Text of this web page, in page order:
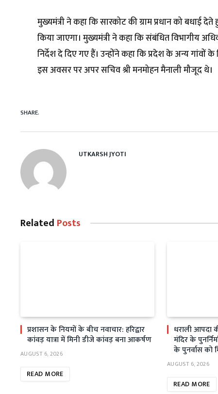
मुख्यमंत्री ने कहा कि सारकोट की ग्राम प्रधान को
किया जाएगा। मुख्यमंत्री ने कहा कि संबंधित विभागीय
निर्देश दे दिए गए हैं। उन्होंने कहा कि प्रदेश के अन्य गांवों
इस अवसर पर अपर सचिव श्री मनमोहन मैनाली मौजूद थे।
SHARE.
UTKARSH JYOTI
Related Posts
प्रशासन के नियमों के बीच नवाचार: हरिद्वार
कांवड़ यात्रा में मिनी डीजे कांवड़ बना आकर्षण
AUGUST 6, 2026
READ MORE
धराली आपदा
मंदिर के
के पुनर्वास को
AUGUST 6, 2026
READ MORE